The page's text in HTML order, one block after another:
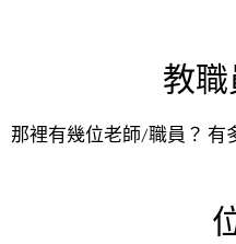
教
那裡有幾位老師/職員？ 有